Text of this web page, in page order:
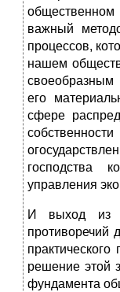
важный
процессов,
нашем
его
сфере
господства
управления
И выход из
противоречий
решение этой
фундамента